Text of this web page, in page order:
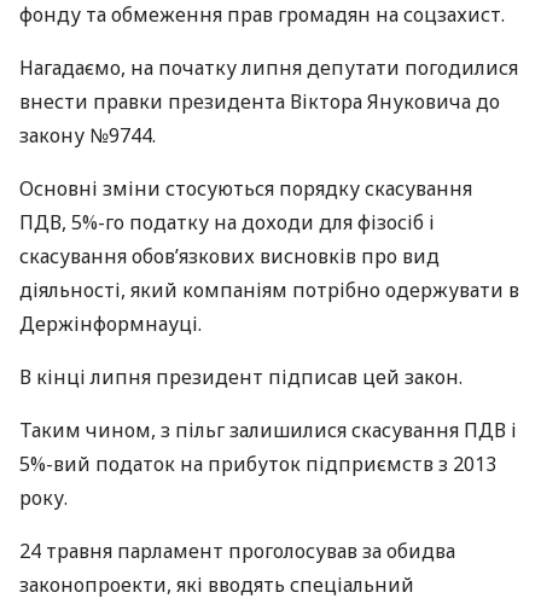
фонду та обмеження прав громадян на соцзахист.
Нагадаємо, на початку липня депутати погодилися
внести правки президента Віктора Януковича до
закону №9744.
Основні зміни стосуються порядку скасування
ПДВ, 5%-го податку на доходи для фізосіб і
скасування обов’язкових висновків про вид
діяльності, який компаніям потрібно одержувати в
Держінформнауці.
В кінці липня президент підписав цей закон.
Таким чином, з пільг залишилися скасування ПДВ і
5%-вий податок на прибуток підприємств з 2013
року.
24 травня парламент проголосував за обидва
законопроекти, які вводять спеціальний